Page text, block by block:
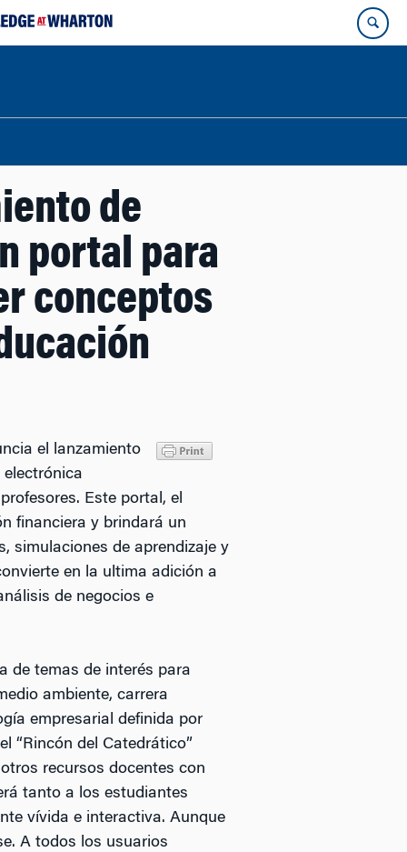
de
portal para
conceptos
el lanzamiento
Este portal, el
financiera y brindará un
simulaciones de aprendizaje y
en la ultima adición a
de negocios e
de temas de interés para
ambiente, carrera
empresarial definida por
“Rincón del Catedrático”
recursos docentes con
tanto a los estudiantes
vívida e interactiva. Aunque
A todos los usuarios